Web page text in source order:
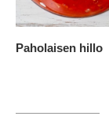
Paholaisen hillo